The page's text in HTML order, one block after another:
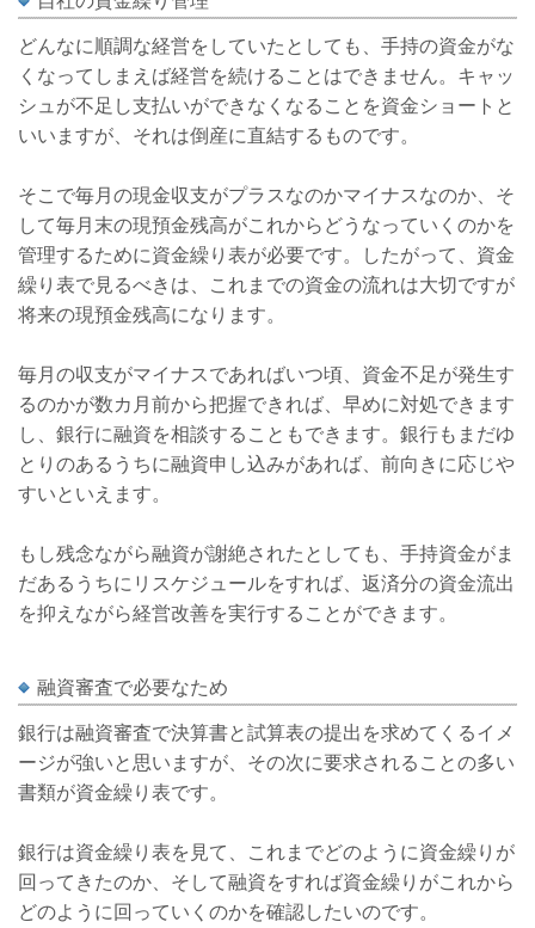
どんなに順調な経営をしていたとしても、手持の資金がな
くなってしまえば経営を続けることはできません。キャッ
シュが不足し支払いができなくなることを資金ショートと
いいますが、それは倒産に直結するものです。
そこで毎月の現金収支がプラスなのかマイナスなのか、そ
して毎月末の現預金残高がこれからどうなっていくのかを
管理するために資金繰り表が必要です。したがって、資金
繰り表で見るべきは、これまでの資金の流れは大切ですが
将来の現預金残高になります。
毎月の収支がマイナスであればいつ頃、資金不足が発生す
るのかが数カ月前から把握できれば、早めに対処できます
し、銀行に融資を相談することもできます。銀行もまだゆ
とりのあるうちに融資申し込みがあれば、前向きに応じや
すいといえます。
もし残念ながら融資が謝絶されたとしても、手持資金がま
だあるうちにリスケジュールをすれば、返済分の資金流出
を抑えながら経営改善を実行することができます。
融資審査で必要なため
銀行は融資審査で決算書と試算表の提出を求めてくるイメ
ージが強いと思いますが、その次に要求されることの多い
書類が資金繰り表です。
銀行は資金繰り表を見て、これまでどのように資金繰りが
回ってきたのか、そして融資をすれば資金繰りがこれから
どのように回っていくのかを確認したいのです。